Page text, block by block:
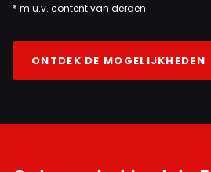
* m.u.v. content van derden
ONTDEK DE MOGELIJKHEDEN